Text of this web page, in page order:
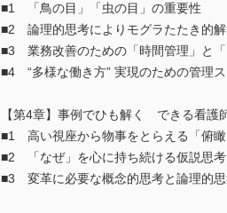
■1 「鳥の目」「虫の目」の重要性
■2 論理的思考によりモグラたたき的解
■3 業務改善のための「時間管理」と「
■4 “多様な働き方” 実現のための管理
【第4章】事例でひも解く できる看護
■1 高い視座から物事をとらえる「俯瞰
■2 「なぜ」を心に持ち続ける仮説思考
■3 変革に必要な概念的思考と論理的